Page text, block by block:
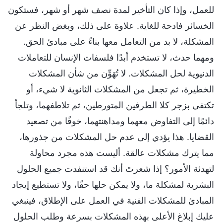
للعمل، وإذا كان التأخير لمدة نصف شهر أو شهر، فستكون
الخسائر فادحة للغاية. علاوة على ذلك، وبغض النظر عن
المشكلة، لا بد من التعامل معها بناءً على مبادئ الحق.
ومهما حدث، لا تستخدم أبدًا فلسفات الإنسان للتعاملات
الدنيوية لحل المشكلات. لا تُهَوِّن من شأن المشكلات
الخطيرة، ثم تجعل من المشكلات الثانوية لا شيء، أو
تكتفي بزجر كلا الطرفين المتورطين، ثم تلاطفهما، وتلجأ
دائمًا إلى التفاوض معهما ومداهنتهما، خوفًا من تصعيد
القضايا. هذا يؤدي إلى عدم حل المشكلات من جذورها،
مما يترك مشكلات عالقة. أليست هذه مجرد محاولة
لتهدئة الأمور؟ إذا شعرتَ أنك قد استنفدت جميع الحلول
البشرية لمشكلة ما، ولا يمكن حلها حقًا، ولا تستطيع إيجاد
المبادئ للمشكلات الفنية في العمل على الإطلاق، فينبغي
عليك إبلاغ الأعلى بهذه المشكلات بسرعة وطلب الحلول